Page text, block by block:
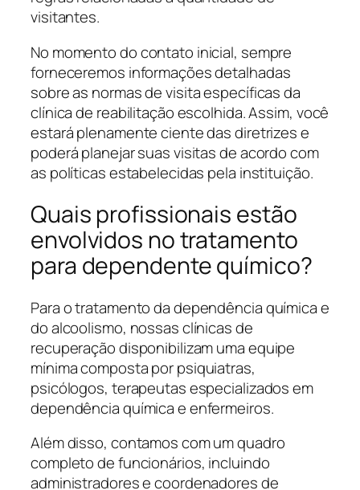
visitantes.
No momento do contato inicial, sempre
forneceremos informações detalhadas
sobre as normas de visita específicas da
clínica de reabilitação escolhida. Assim, você
estará plenamente ciente das diretrizes e
poderá planejar suas visitas de acordo com
as políticas estabelecidas pela instituição.
Quais profissionais estão
envolvidos no tratamento
para dependente químico?
Para o tratamento da dependência química e
do alcoolismo, nossas clínicas de
recuperação disponibilizam uma equipe
mínima composta por psiquiatras,
psicólogos, terapeutas especializados em
dependência química e enfermeiros.
Além disso, contamos com um quadro
completo de funcionários, incluindo
administradores e coordenadores de